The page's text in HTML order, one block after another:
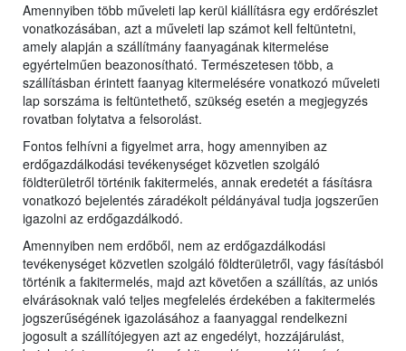
Amennyiben több műveleti lap kerül kiállításra egy erdőrészlet
vonatkozásában, azt a műveleti lap számot kell feltüntetni,
amely alapján a szállítmány faanyagának kitermelése
egyértelműen beazonosítható. Természetesen több, a
szállításban érintett faanyag kitermelésére vonatkozó műveleti
lap sorszáma is feltüntethető, szükség esetén a megjegyzés
rovatban folytatva a felsorolást.
Fontos felhívni a figyelmet arra, hogy amennyiben az
erdőgazdálkodási tevékenységet közvetlen szolgáló
földterületről történik fakitermelés, annak eredetét a fásításra
vonatkozó bejelentés záradékolt példányával tudja jogszerűen
igazolni az erdőgazdálkodó.
Amennyiben nem erdőből, nem az erdőgazdálkodási
tevékenységet közvetlen szolgáló földterületről, vagy fásításból
történik a fakitermelés, majd azt követően a szállítás, az uniós
elvárásoknak való teljes megfelelés érdekében a fakitermelés
jogszerűségének igazolásához a faanyaggal rendelkezni
jogosult a szállítójegyen azt az engedélyt, hozzájárulást,